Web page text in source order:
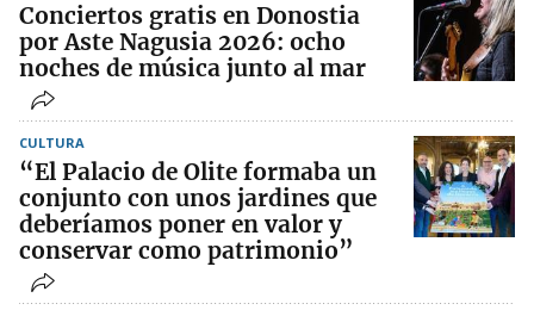
Conciertos gratis en Donostia
por Aste Nagusia 2026: ocho
noches de música junto al mar
CULTURA
“El Palacio de Olite formaba un
conjunto con unos jardines que
deberíamos poner en valor y
conservar como patrimonio”